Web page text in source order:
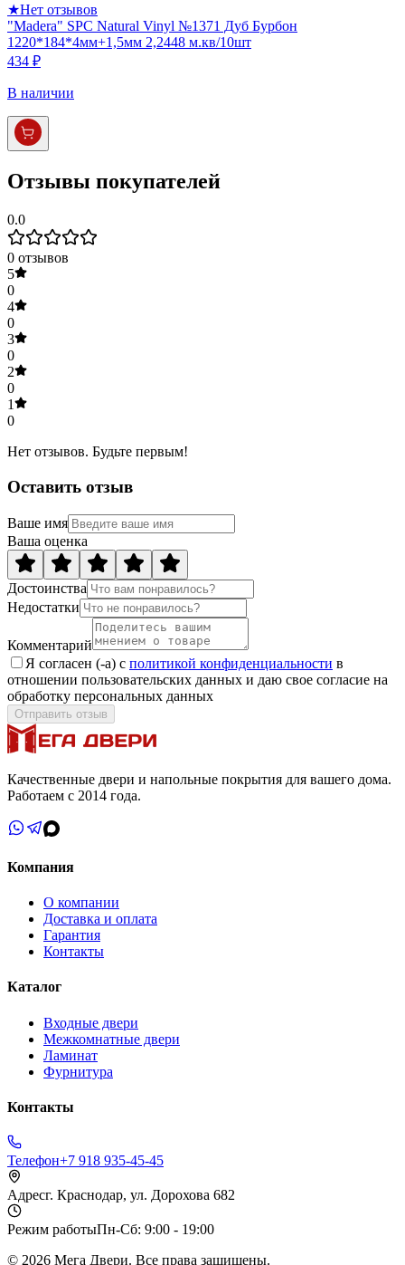
★Нет отзывов
"Madera" SPC Natural Vinyl №1371 Дуб Бурбон
1220*184*4мм+1,5мм 2,2448 м.кв/10шт
434 ₽
В наличии
Отзывы покупателей
0.0
0 отзывов
5
0
4
0
3
0
2
0
1
0
Нет отзывов. Будьте первым!
Оставить отзыв
Ваше имя
Ваша оценка
Достоинства
Недостатки
Комментарий
Я согласен (-а) с политикой конфиденциальности в
отношении пользовательских данных и даю свое согласие на
обработку персональных данных
Отправить отзыв
Качественные двери и напольные покрытия для вашего дома.
Работаем с 2014 года.
Компания
О компании
Доставка и оплата
Гарантия
Контакты
Каталог
Входные двери
Межкомнатные двери
Ламинат
Фурнитура
Контакты
Телефон+7 918 935-45-45
Адресг. Краснодар, ул. Дорохова 682
Режим работыПн-Сб: 9:00 - 19:00
© 2026 Мега Двери. Все права защищены.